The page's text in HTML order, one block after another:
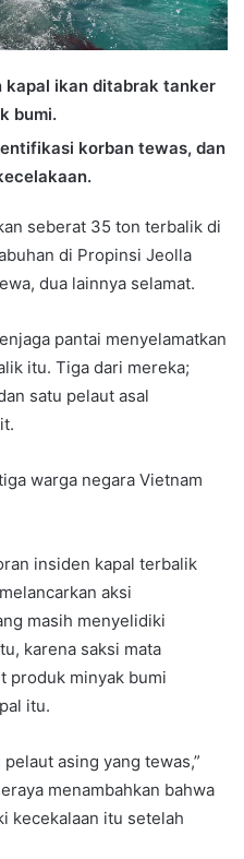
kapal ikan ditabrak tanker
bumi.
korban tewas, dan
seberat 35 ton terbalik di
di Propinsi Jeolla
dua lainnya selamat.
pantai menyelamatkan
itu. Tiga dari mereka;
satu pelaut asal
warga negara Vietnam
insiden kapal terbalik
aksi
masih menyelidiki
karena saksi mata
produk minyak bumi
itu.
asing yang tewas,”
menambahkan bahwa
kecekalaan itu setelah